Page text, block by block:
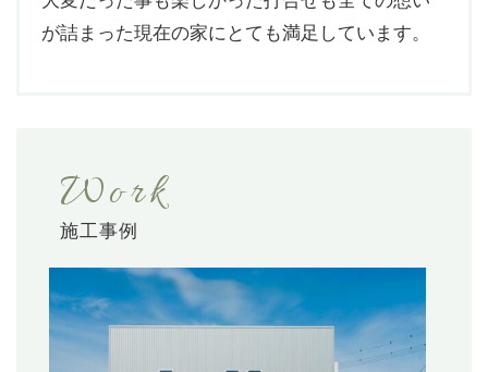
が詰まった現在の家にとても満足しています。
Work
施工事例